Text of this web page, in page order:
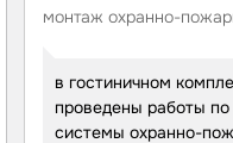
монтаж охранно-
в гостиничном
проведены работы
системы охранно-